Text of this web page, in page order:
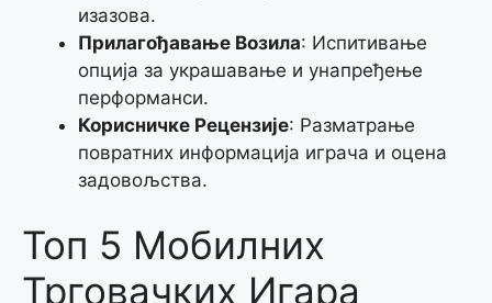
изазова.
Прилагођавање Возила: Испитивање
опција за украшавање и унапређење
перформанси.
Корисничке Рецензије: Разматрање
повратних информација играча и оцена
задовољства.
Топ 5 Мобилних
Трговачких Игара